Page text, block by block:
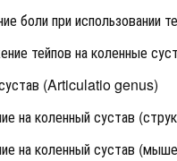
боли при использовании
тейпов на коленные
(Articulatio genus)
на коленный сустав
на коленный сустав